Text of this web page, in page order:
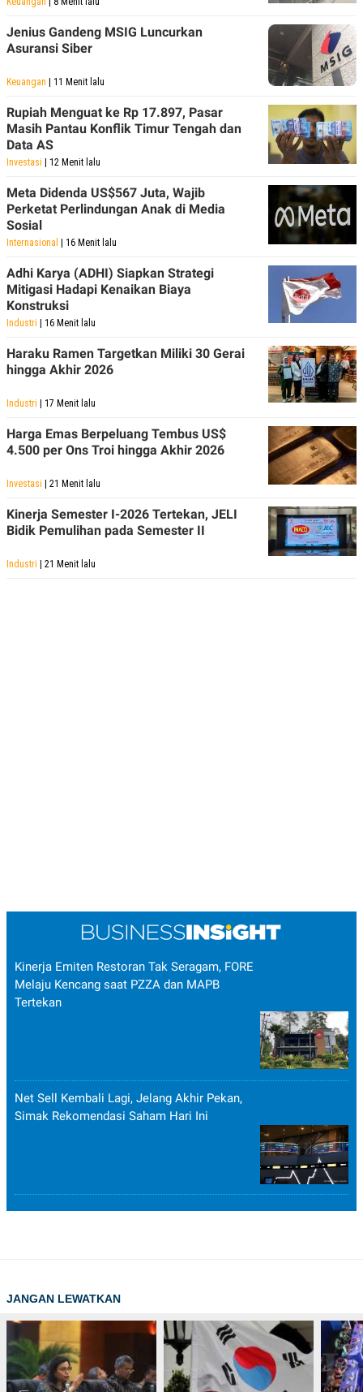
Jenius Gandeng MSIG Luncurkan
Asuransi Siber
Keuangan | 11 Menit lalu
Rupiah Menguat ke Rp 17.897, Pasar
Masih Pantau Konflik Timur Tengah dan
Data AS
Investasi | 12 Menit lalu
Meta Didenda US$567 Juta, Wajib
Perketat Perlindungan Anak di Media
Sosial
Internasional | 16 Menit lalu
Adhi Karya (ADHI) Siapkan Strategi
Mitigasi Hadapi Kenaikan Biaya
Konstruksi
Industri | 16 Menit lalu
Haraku Ramen Targetkan Miliki 30 Gerai
hingga Akhir 2026
Industri | 17 Menit lalu
Harga Emas Berpeluang Tembus US$
4.500 per Ons Troi hingga Akhir 2026
Investasi | 21 Menit lalu
Kinerja Semester I-2026 Tertekan, JELI
Bidik Pemulihan pada Semester II
Industri | 21 Menit lalu
Kinerja Emiten Restoran Tak Seragam, FORE
Melaju Kencang saat PZZA dan MAPB
Tertekan
Net Sell Kembali Lagi, Jelang Akhir Pekan,
Simak Rekomendasi Saham Hari Ini
JANGAN LEWATKAN